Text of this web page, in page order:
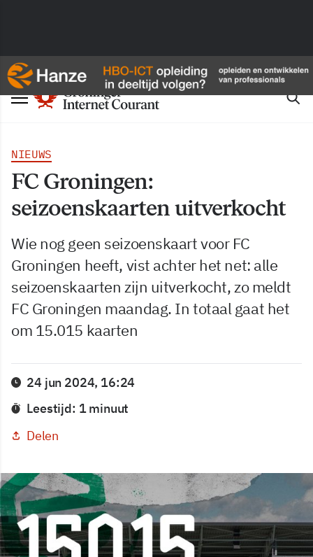
NIEUWS
FC Groningen:
seizoenskaarten uitverkocht
Wie nog geen seizoenskaart voor FC
Groningen heeft, vist achter het net: alle
seizoenskaarten zijn uitverkocht, zo meldt
FC Groningen maandag. In totaal gaat het
om 15.015 kaarten
24 jun 2024, 16:24
Leestijd: 1 minuut
Delen